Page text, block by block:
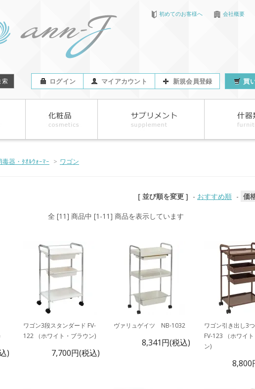
初めてのお客様へ 会社概要
ログイン マイアカウント 新規会員登録 買
器・ﾀｵﾙｳｫｰﾏｰ > ワゴン
[ 並び順を変更 ] - おすすめ順 - 価
全 [11] 商品中 [1-11] 商品を表示しています
)
ワゴン3段スタンダード FV-
122 （ホワイト・ブラウン)
7,700円(税込)
ヴァリュゲイツ NB-1032
8,341円(税込)
ワゴン引き出し3
FV-123 （ホワイ
ン)
8,800